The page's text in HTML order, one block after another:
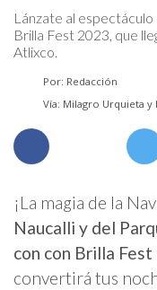
Lánzate al
Brilla Fest 2023, que
Atlixco.
Por: Redacción
Vía: Milagro Urquieta y
¡La magia de la
Naucalli y del
con con Brilla
convertirá tus